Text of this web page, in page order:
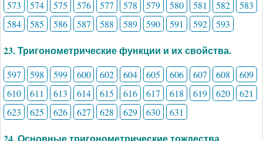
573
574 575 576 577 578 579 580 581 582
583
584
585 586 587 588 589 590 591 592 593
23. Тригонометрические функции и их свойства.
597 598 599 600 602 604 605 606 607 608
609
610
611 613 614 615 616 617 618 619 620
621
623
625 626 627 628 629 630 631